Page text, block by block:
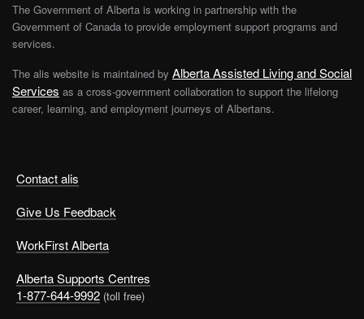
Contact alis
Give Us Feedback
WorkFirst Alberta
Alberta Supports Centres
1-877-644-9992 (toll free)
The Government of Alberta is working in partnership with the
Government of Canada to provide employment support programs and
services.
The alis website is maintained by Alberta Assisted Living and Social
Services as a cross-government collaboration to support the lifelong
career, learning, and employment journeys of Albertans.